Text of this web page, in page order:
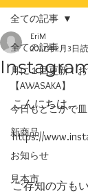
全ての記事
月に１回更新！
【AWASAKA】
今日もどこかで
新商品
お知らせ
見本市
全ての記事
EriM
2017年2月3日
こんにちは。
https://
ご存知の方も